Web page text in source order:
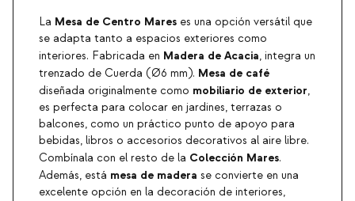
La Mesa de Centro Mares es una opción versátil que
se adapta tanto a espacios exteriores como
interiores. Fabricada en Madera de Acacia, integra un
trenzado de Cuerda (Ø6 mm). Mesa de café
diseñada originalmente como mobiliario de exterior,
es perfecta para colocar en jardines, terrazas o
balcones, como un práctico punto de apoyo para
bebidas, libros o accesorios decorativos al aire libre.
Combínala con el resto de la Colección Mares.
Además, está mesa de madera se convierte en una
excelente opción en la decoración de interiores,